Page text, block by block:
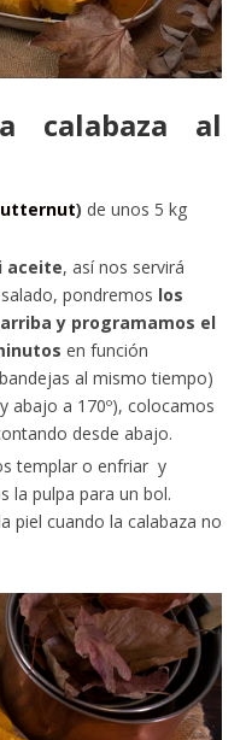
calabaza al
) de unos 5 kg
aceite, así nos servirá
pondremos los
arriba y programamos el
en función
al mismo tiempo)
abajo a 170º), colocamos
desde abajo.
templar o enfriar y
la pulpa para un bol.
piel cuando la calabaza no